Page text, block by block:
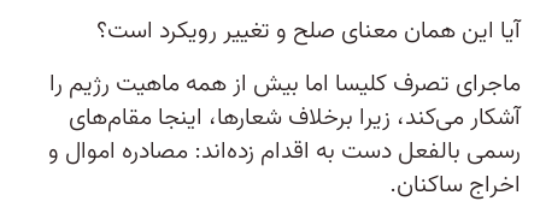
آیا این همان معنای صلح و تغییر رویکرد است؟
ماجرای تصرف کلیسا اما بیش از همه ماهیت رژیم را
آشکار می‌کند، زیرا برخلاف شعارها، اینجا مقام‌های
رسمی بالفعل دست به اقدام زده‌اند: مصادره اموال و
اخراج ساکنان.